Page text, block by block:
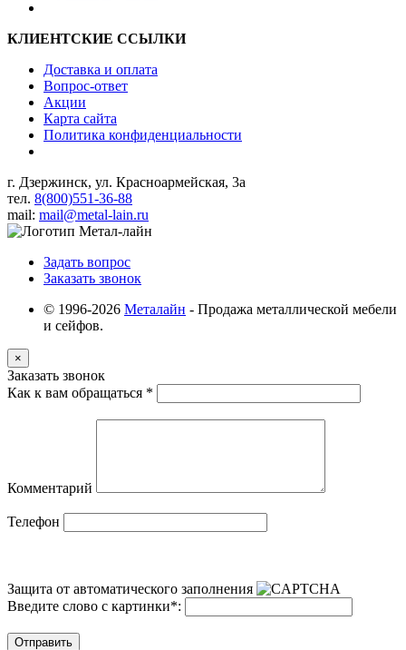
КЛИЕНТСКИЕ ССЫЛКИ
Доставка и оплата
Вопрос-ответ
Акции
Карта сайта
Политика конфиденциальности
г. Дзержинск, ул. Красноармейская, 3а
тел. 8(800)551-36-88
mail: mail@metal-lain.ru
Задать вопрос
Заказать звонок
© 1996-2026 Металайн - Продажа металлической мебели
и сейфов.
×
Заказать звонок
Как к вам обращаться *
Комментарий
Телефон
Защита от автоматического заполнения
Введите слово с картинки*:
Отправить